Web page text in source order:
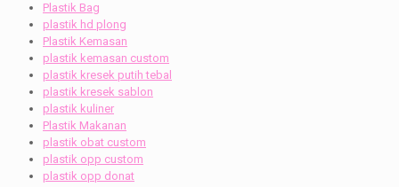
Plastik Bag
plastik hd plong
Plastik Kemasan
plastik kemasan custom
plastik kresek putih tebal
plastik kresek sablon
plastik kuliner
Plastik Makanan
plastik obat custom
plastik opp custom
plastik opp donat